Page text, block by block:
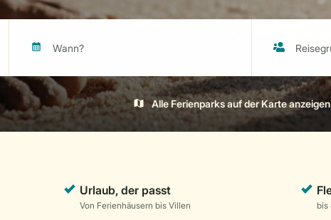
Alle Ferienparks auf der Karte anzeigen